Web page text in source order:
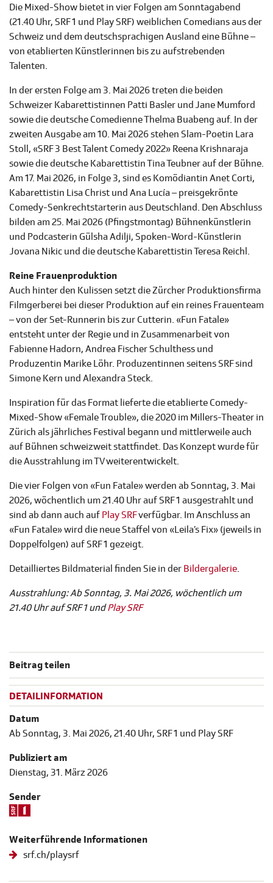
Die Mixed-Show bietet in vier Folgen am Sonntagabend
(21.40 Uhr, SRF 1 und Play SRF) weiblichen Comedians aus der
Schweiz und dem deutschsprachigen Ausland eine Bühne –
von etablierten Künstlerinnen bis zu aufstrebenden
Talenten.
In der ersten Folge am 3. Mai 2026 treten die beiden
Schweizer Kabarettistinnen Patti Basler und Jane Mumford
sowie die deutsche Comedienne Thelma Buabeng auf. In der
zweiten Ausgabe am 10. Mai 2026 stehen Slam-Poetin Lara
Stoll, «SRF 3 Best Talent Comedy 2022» Reena Krishnaraja
sowie die deutsche Kabarettistin Tina Teubner auf der Bühne.
Am 17. Mai 2026, in Folge 3, sind es Komödiantin Anet Corti,
Kabarettistin Lisa Christ und Ana Lucía – preisgekrönte
Comedy-Senkrechtstarterin aus Deutschland. Den Abschluss
bilden am 25. Mai 2026 (Pfingstmontag) Bühnenkünstlerin
und Podcasterin Gülsha Adilji, Spoken-Word-Künstlerin
Jovana Nikic und die deutsche Kabarettistin Teresa Reichl.
Reine Frauenproduktion
Auch hinter den Kulissen setzt die Zürcher Produktionsfirma
Filmgerberei bei dieser Produktion auf ein reines Frauenteam
– von der Set-Runnerin bis zur Cutterin. «Fun Fatale»
entsteht unter der Regie und in Zusammenarbeit von
Fabienne Hadorn, Andrea Fischer Schulthess und
Produzentin Marike Löhr. Produzentinnen seitens SRF sind
Simone Kern und Alexandra Steck.
Inspiration für das Format lieferte die etablierte Comedy-
Mixed-Show «Female Trouble», die 2020 im Millers-Theater in
Zürich als jährliches Festival begann und mittlerweile auch
auf Bühnen schweizweit stattfindet. Das Konzept wurde für
die Ausstrahlung im TV weiterentwickelt.
Die vier Folgen von «Fun Fatale» werden ab Sonntag, 3. Mai
2026, wöchentlich um 21.40 Uhr auf SRF 1 ausgestrahlt und
sind ab dann auch auf Play SRFverfügbar. Im Anschluss an
«Fun Fatale» wird die neue Staffel von «Leila’s Fix» (jeweils in
Doppelfolgen) auf SRF 1 gezeigt.
Detailliertes Bildmaterial finden Sie in der Bildergalerie.
Ausstrahlung: Ab Sonntag, 3. Mai 2026, wöchentlich um
21.40 Uhr auf SRF 1 undPlay SRF
Beitrag teilen
DETAILINFORMATION
Datum
Ab Sonntag, 3. Mai 2026, 21.40 Uhr, SRF 1 und Play SRF
Publiziert am
Dienstag, 31. März 2026
Sender
Weiterführende Informationen
srf.ch/playsrf